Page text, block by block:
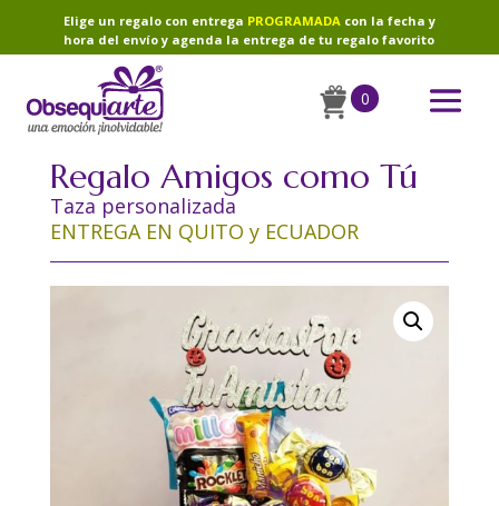
Elige un regalo con entrega PROGRAMADAcon la fecha y
hora del envío y agenda la entrega de tu regalo favorito
0
Regalo Amigos como Tú
Taza personalizada
ENTREGA EN QUITO y ECUADOR